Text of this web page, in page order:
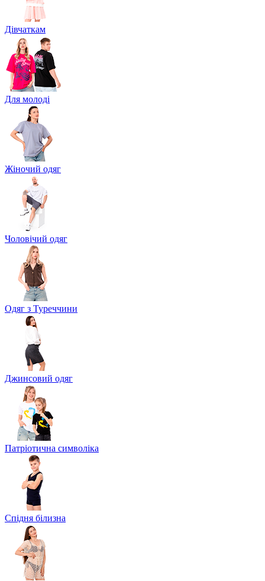
Дівчаткам
Для молоді
Жіночий одяг
Чоловічий одяг
Одяг з Туреччини
Джинсовий одяг
Патріотична символіка
Спідня білизна